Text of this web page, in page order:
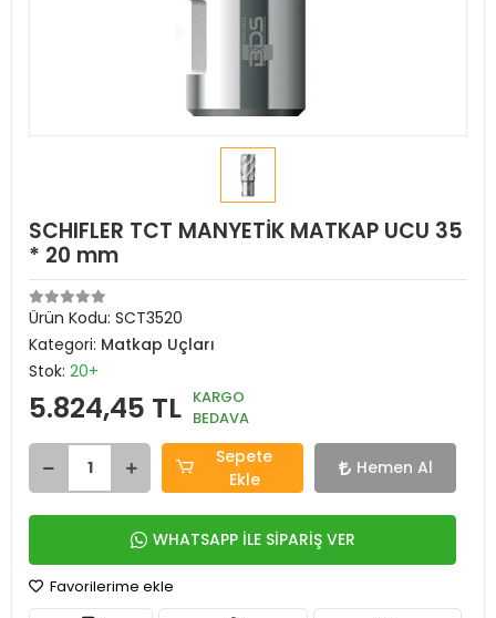
SCHIFLER TCT MANYETİK MATKAP UCU 35
* 20 mm
Ürün Kodu: SCT3520
Kategori: Matkap Uçları
Stok: 20+
5.824,45 TL KARGO
BEDAVA
Sepete
Ekle
Hemen Al
WHATSAPP İLE SİPARİŞ VER
Favorilerime ekle